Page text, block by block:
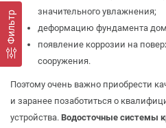
Фильтр
значительного увлажнения;
деформацию фундамента
появление коррозии на
сооружения.
Поэтому очень важно приобрести
и заранее позаботиться о
устройства. Водосточные системы